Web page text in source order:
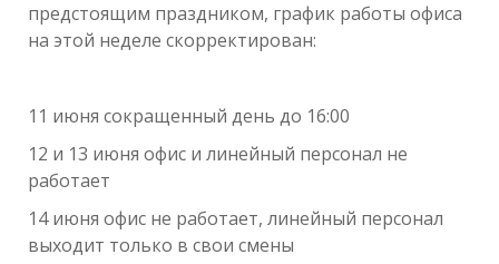
предстоящим праздником, график работы офиса
на этой неделе скорректирован:
11 июня сокращенный день до 16:00
12 и 13 июня офис и линейный персонал не
работает
14 июня офис не работает, линейный персонал
выходит только в свои смены